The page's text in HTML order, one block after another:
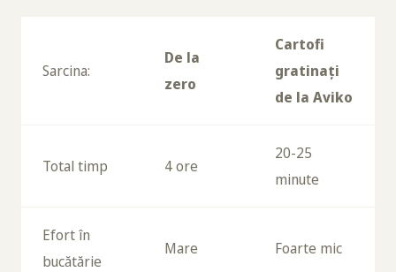
Sarcina:
De la
zero
Cartofi
gratinați
de la Aviko
Total timp 4 ore
20-25
minute
Efort în
bucătărie
Mare Foarte mic